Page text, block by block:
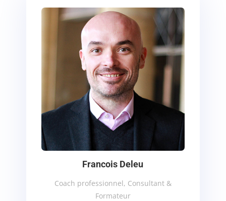
Francois Deleu
Coach professionnel, Consultant &
Formateur